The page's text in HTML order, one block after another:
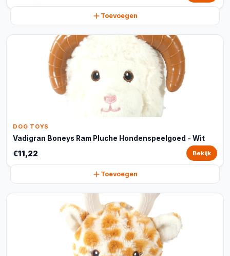
Toevoegen
DOG TOYS
Vadigran Boneys Ram Pluche Hondenspeelgoed - Wit
€11,22 Bekijk
Toevoegen